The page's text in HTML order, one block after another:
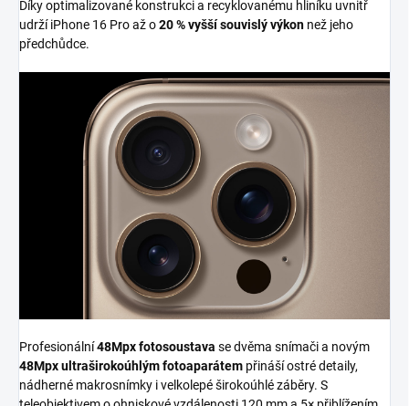
Díky optimalizované konstrukci a recyklovanému hliníku uvnitř
udrží iPhone 16 Pro až o20 % vyšší souvislý výkon než jeho
předchůdce.
Profesionální48Mpx fotosoustava se dvěma snímači a novým
48Mpx ultraširokoúhlým fotoaparátem přináší ostré detaily,
nádherné makrosnímky i velkolepé širokoúhlé záběry. S